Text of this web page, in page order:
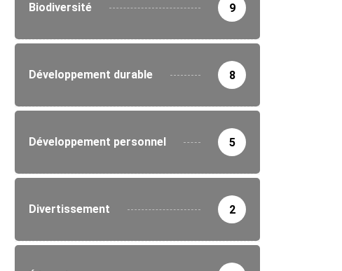
Biodiversité 9
Développement durable 8
Développement personnel 5
Divertissement 2